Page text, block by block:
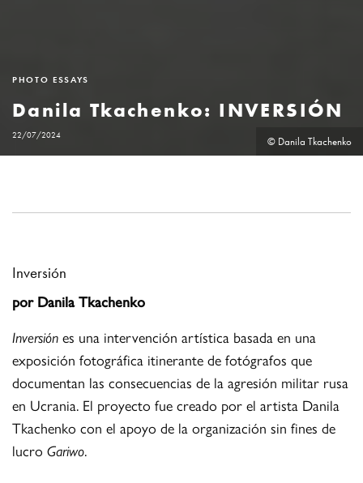
PHOTO ESSAYS
Danila Tkachenko: INVERSIÓN
22/07/2024 © Danila Tkachenko
Inversión
por Danila Tkachenko
Inversión es una intervención artística basada en una
exposición fotográfica itinerante de fotógrafos que
documentan las consecuencias de la agresión militar rusa
en Ucrania. El proyecto fue creado por el artista Danila
Tkachenko con el apoyo de la organización sin fines de
lucroGariwo.